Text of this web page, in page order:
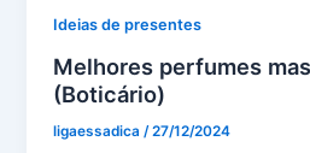
Ideias de presentes
Melhores perfumes
(Boticário)
ligaessadica/27/12/2024